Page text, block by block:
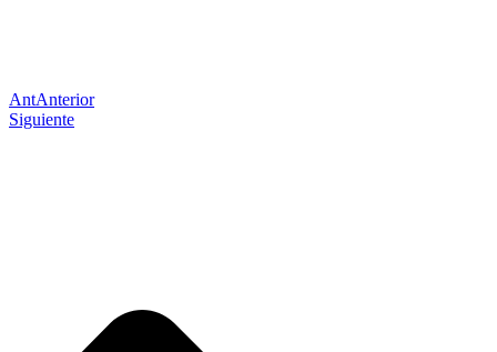
AntAnterior
Siguiente